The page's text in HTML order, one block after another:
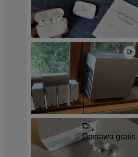
Dostawa gratis